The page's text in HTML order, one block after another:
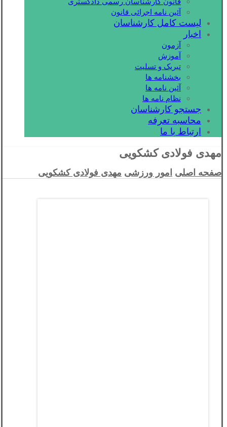
آئین نامه اجرائی قانون
لیست کامل کارشناسان
اخبار
آزمون
آموزش
تبریک و تسلیت
بخشنامه ها
آئین نامه ها
نظام نامه ها
جستجو کارشناسان
محاسبه تعرفه
ارتباط با ما
مهدی فولادی کشکویی
صفحه اصلی امور ورزشی مهدی فولادی کشکویی